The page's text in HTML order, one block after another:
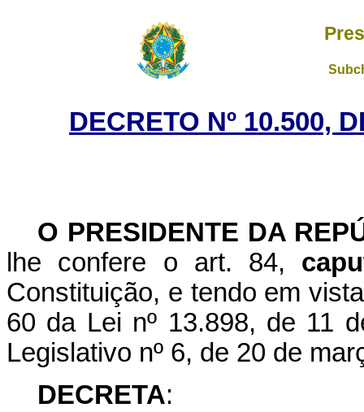
DECRETO Nº 10.500,
O PRESIDENTE DA
lhe confere o art. 84,
Constituição, e tendo em
60 da Lei nº 13.898, de 11
Legislativo nº 6, de 20 de
DECRETA: